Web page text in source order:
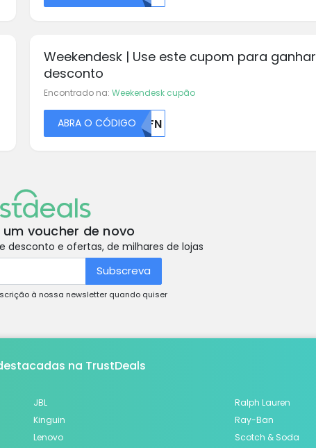
Weekendesk | Use este cupom para ganhar
desconto
Encontrado na: Weekendesk cupão
ABRA O CÓDIGOU0FN
voucher de novo
desconto e ofertas, de milhares de lojas
Subscreva
à nossa newsletter quando quiser
na TrustDeals
JBL
Kinguin
Lenovo
Ralph Lauren
Ray-Ban
Scotch & Soda